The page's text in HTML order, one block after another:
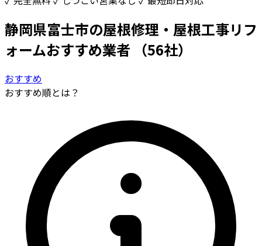
静岡県富士市の屋根修理・屋根工事リフ
ォームおすすめ業者
（56社）
おすすめ
おすすめ順とは？